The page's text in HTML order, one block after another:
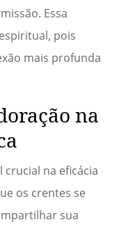
Essa
pois
mais profunda
na
na eficácia
os crentes se
sua